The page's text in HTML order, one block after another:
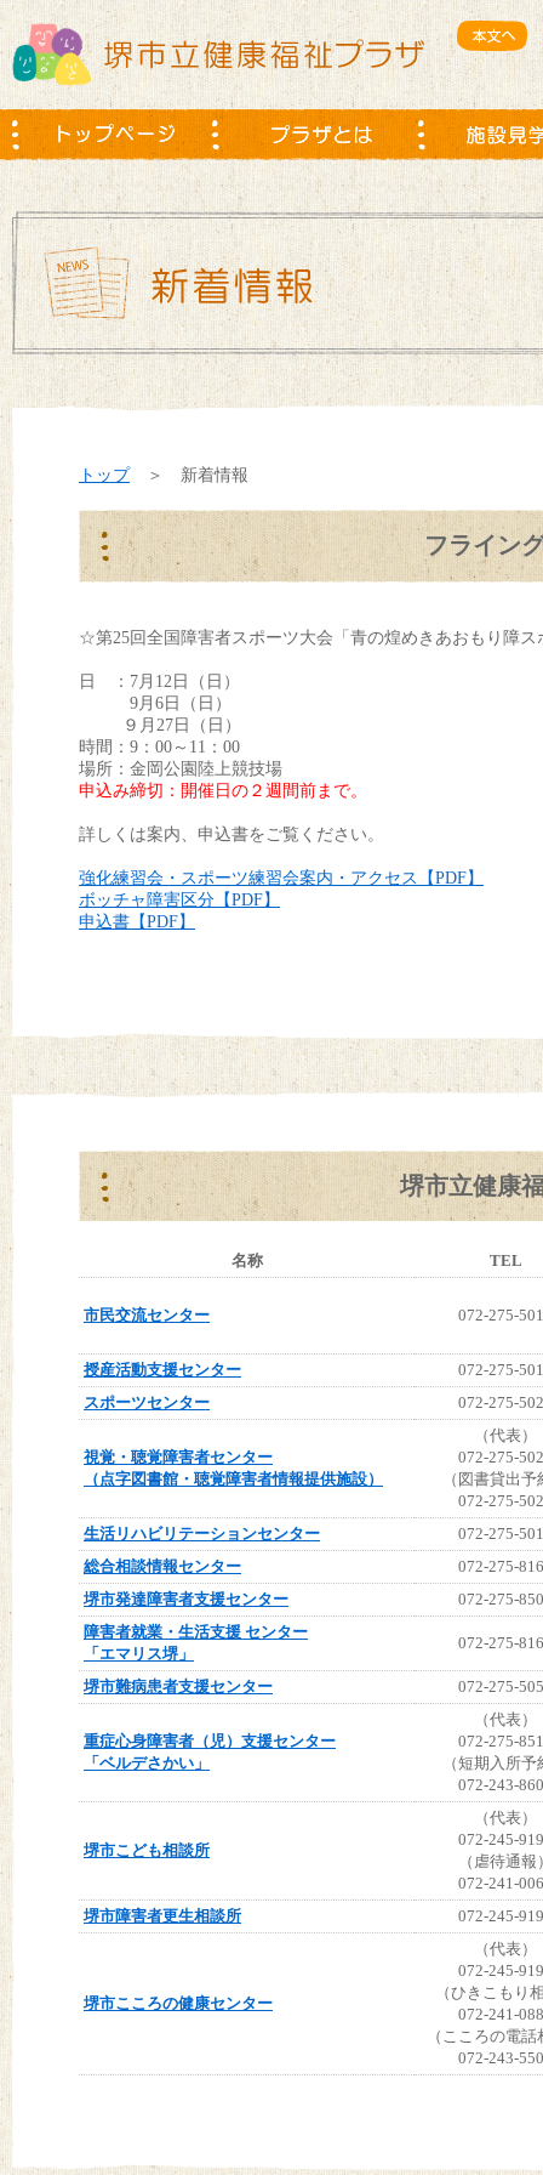
トップ＞ 新着情報
フライン
☆第25回全国障害者スポーツ大会「青の煌めきあおもり障
日 ：7月12日（日）
9月6日（日）
９月27日（日）
時間：9：00～11：00
場所：金岡公園陸上競技場
申込み締切：開催日の２週間前まで。
詳しくは案内、申込書をご覧ください。
強化練習会・スポーツ練習会案内・アクセス【PDF】
ボッチャ障害区分【PDF】
申込書【PDF】
堺市立健康
名称 TEL
市民交流センター 072-275-
授産活動支援センター
072-275-
スポーツセンター
072-275-
視覚・聴覚障害者センター
（点字図書館・聴覚障害者情報提供施設）
（代表）
072-275-
（図書貸出予
072-275-
生活リハビリテーションセンター
072-275-
総合相談情報センター
072-275-
堺市発達障害者支援センター
072-275-
障害者就業・生活支援 センター
「エマリス堺」
072-275-
堺市難病患者支援センター 072-275-
重症心身障害者（児）支援センター
「ベルデさかい」
（代表）
072-275-
（短期入所予
072-243-
堺市こども相談所
（代表）
072-245-
（虐待通報
072-241-
堺市障害者更生相談所
072-245-
堺市こころの健康センター
（代表）
072-245-
（ひきこもり
072-241-
（こころの電
072-243-